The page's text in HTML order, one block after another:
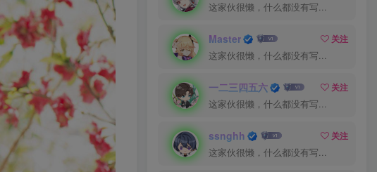
这家伙很懒，什么都没有写...
Master
关注
这家伙很懒，什么都没有写...
一二三四五六
关注
这家伙很懒，什么都没有写...
ssnghh
关注
这家伙很懒，什么都没有写...